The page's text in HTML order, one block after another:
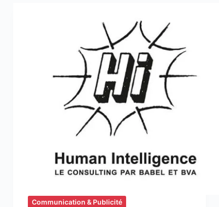
Communication & Publicité